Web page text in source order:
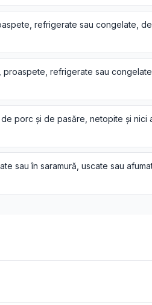
proaspete, refrigerate sau congelate